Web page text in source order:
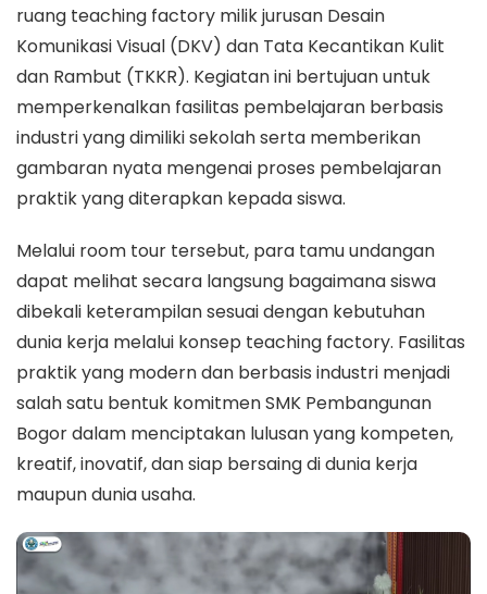
ruang teaching factory milik jurusan Desain
Komunikasi Visual (DKV) dan Tata Kecantikan Kulit
dan Rambut (TKKR). Kegiatan ini bertujuan untuk
memperkenalkan fasilitas pembelajaran berbasis
industri yang dimiliki sekolah serta memberikan
gambaran nyata mengenai proses pembelajaran
praktik yang diterapkan kepada siswa.
Melalui room tour tersebut, para tamu undangan
dapat melihat secara langsung bagaimana siswa
dibekali keterampilan sesuai dengan kebutuhan
dunia kerja melalui konsep teaching factory. Fasilitas
praktik yang modern dan berbasis industri menjadi
salah satu bentuk komitmen SMK Pembangunan
Bogor dalam menciptakan lulusan yang kompeten,
kreatif, inovatif, dan siap bersaing di dunia kerja
maupun dunia usaha.